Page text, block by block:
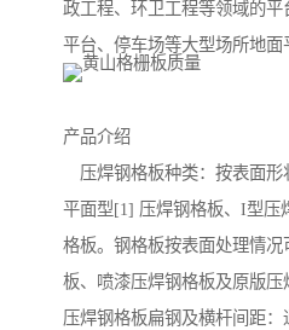
政工程、环卫工程等领域的
平台、停车场等大型场所地面
产品介绍
压焊钢格板种类：按表面形
平面型[1] 压焊钢格板、I型压
格板。钢格板按表面处理情
板、喷漆压焊钢格板及原版压
压焊钢格板扁钢及横杆间距